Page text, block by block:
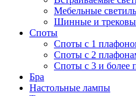
Мебельные
Шинные и
Споты
Споты с 1
Споты с 2
Споты с 3 и более
Бра
Настольные лампы